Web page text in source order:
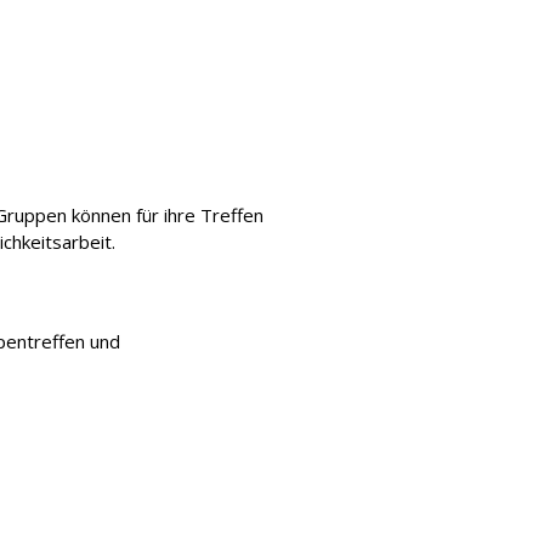
können für ihre Treffen
und